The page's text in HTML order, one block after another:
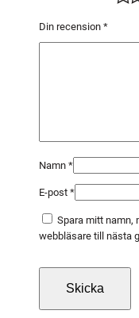
Din recension *
Namn *
E-post *
Spara mitt namn,
webbläsare till nästa